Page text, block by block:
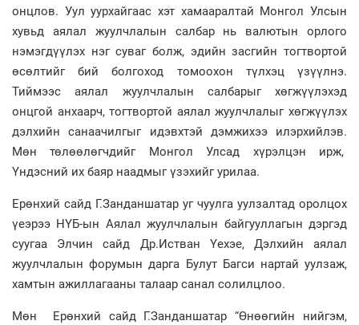
онцлов. Уул уурхайгаас хэт хамааралтай Монгол Улсын
хувьд аялал жуулчлалын салбар нь валютын орлого
нэмэгдүүлэх нэг суваг болж, эдийн засгийн тогтвортой
өсөлтийг бий болгоход томоохон түлхэц үзүүлнэ.
Тиймээс аялал жуулчлалын салбарыг хөгжүүлэхэд
онцгой анхаарч, тогтвортой аялал жуулчлалыг хөгжүүлэх
дэлхийн санаачилгыг идэвхтэй дэмжихээ илэрхийлэв.
Мөн төлөөлөгчдийг Монгол Улсад хүрэлцэн ирж,
Үндэсний их баяр наадмыг үзэхийг урилаа.
Ерөнхий сайд Г.Занданшатар уг чуулга уулзалтад оролцох
үеэрээ НҮБ-ын Аялал жуулчлалын байгууллагын дэргэд
суугаа Элчин сайд Др.Истван Үехэе, Дэлхийн аялал
жуулчлалын форумын дарга Булут Багси нартай уулзаж,
хамтын ажиллагааны талаар санал солилцлоо.
Мөн Ерөнхий сайд Г.Занданшатар “Өнөөгийн нийгэм,